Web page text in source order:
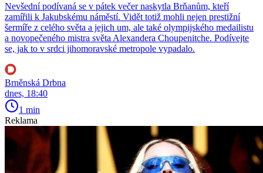
Nevšední podívaná se v pátek večer naskytla Brňanům, kteří
zamířili k Jakubskému náměstí. Vidět totiž mohli nejen prestižní
šermíře z celého světa a jejich um, ale také olympijského medailistu
a novopečeného mistra světa Alexandera Choupenitche. Podívejte
se, jak to v srdci jihomoravské metropole vypadalo.
Brněnská Drbna
dnes, 18:40
1 min
Reklama